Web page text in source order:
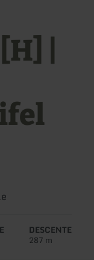
|
DESCENTE
287 m